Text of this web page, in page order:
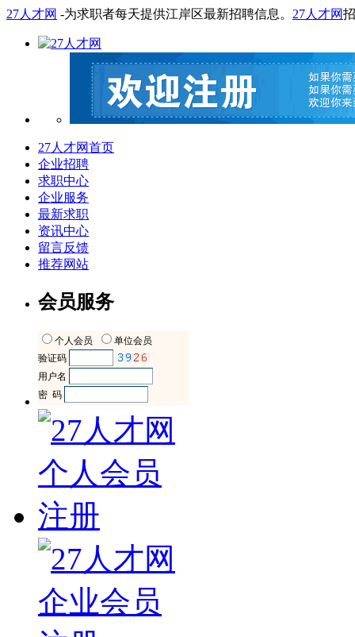
27人才网 -为求职者每天提供江岸区最新招聘信息。 27人才网
27人才网首页
企业招聘
求职中心
企业服务
最新求职
资讯中心
留言反馈
推荐网站
会员服务